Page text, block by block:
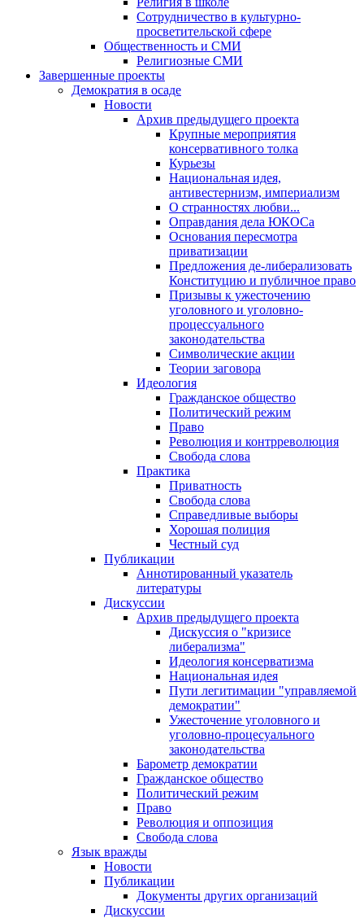
Сотрудничество в культурно-
просветительской сфере
Общественность и СМИ
Религиозные СМИ
Завершенные проекты
Демократия в осаде
Новости
Архив предыдущего проекта
Крупные мероприятия
консервативного толка
Курьезы
Национальная идея,
антивестернизм, империализм
О странностях любви...
Оправдания дела ЮКОСа
Основания пересмотра
приватизации
Предложения де-либерализовать
Конституцию и публичное право
Призывы к ужесточению
уголовного и уголовно-
процессуального
законодательства
Символические акции
Теории заговора
Идеология
Гражданское общество
Политический режим
Право
Революция и контрреволюция
Свобода слова
Практика
Приватность
Свобода слова
Справедливые выборы
Хорошая полиция
Честный суд
Публикации
Аннотированный указатель
литературы
Дискуссии
Архив предыдущего проекта
Дискуссия о "кризисе
либерализма"
Идеология консерватизма
Национальная идея
Пути легитимации "управляемой
демократии"
Ужесточение уголовного и
уголовно-процесуального
законодательства
Барометр демократии
Гражданское общество
Политический режим
Право
Революция и оппозиция
Свобода слова
Язык вражды
Новости
Публикации
Документы других организаций
Дискуссии